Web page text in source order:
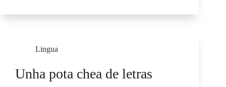
Lingua
Unha pota chea de letras